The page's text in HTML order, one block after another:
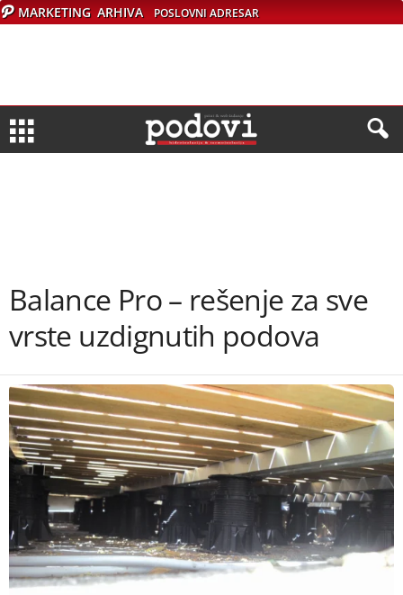
MARKETING ARHIVA POSLOVNI ADRESAR
Balance Pro – rešenje za sve
vrste uzdignutih podova